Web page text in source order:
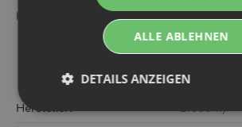
Komplett in der Tschechischen Republik
Hersteller: Breberky
ALLE ABLEHNEN
DETAILS ANZEIGEN